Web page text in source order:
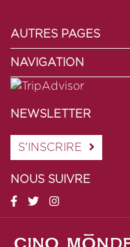
AUTRES PAGES
NAVIGATION
NEWSLETTER
S'INSCRIRE
NOUS SUIVRE